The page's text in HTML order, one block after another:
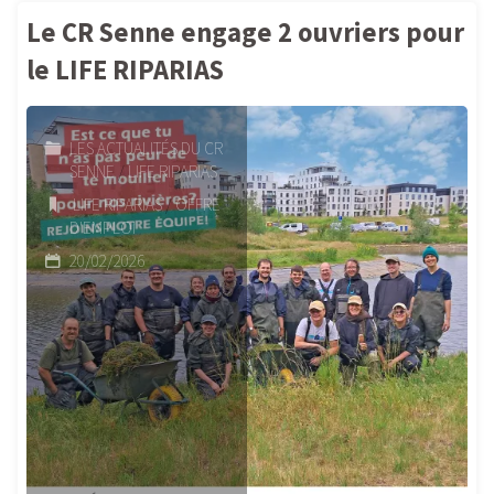
et
Dyle-
Gette
engagent
des
étudiants."
Le CR Senne engage 2 ouvriers pour
le LIFE RIPARIAS
LES ACTUALITÉS DU CR
SENNE /LIFE RIPARIAS
LIFE RIPARIAS/OFFRE
D'EMPLOI
20/02/2026